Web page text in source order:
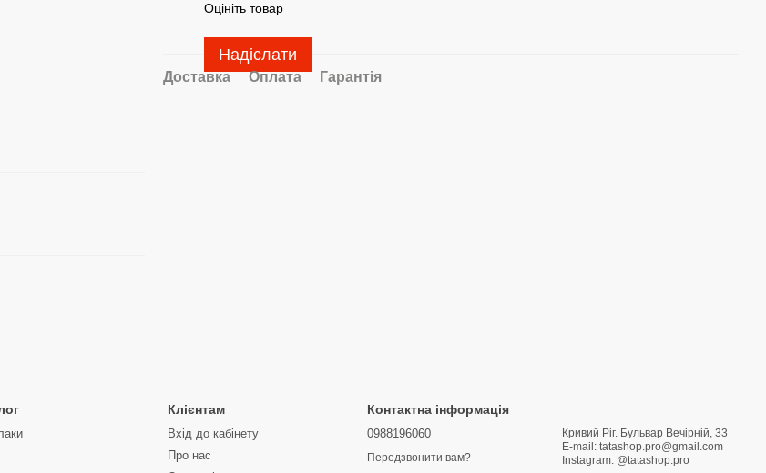
Оцініть товар
Надіслати
Доставка Оплата Гарантія
Клієнтам
Вхід до кабінету
Про нас
Контактна інформація
0988196060
Передзвонити вам?
Кривий Ріг. Бульвар Вечірній, 33
E-mail: tatashop.pro@gmail.com
Instagram: @tatashop.pro